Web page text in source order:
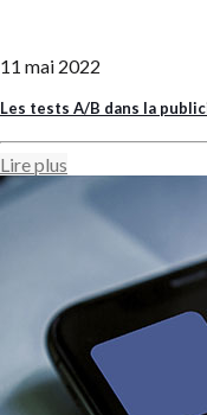
11 mai 2022
Les tests A/B dans la
Lire plus